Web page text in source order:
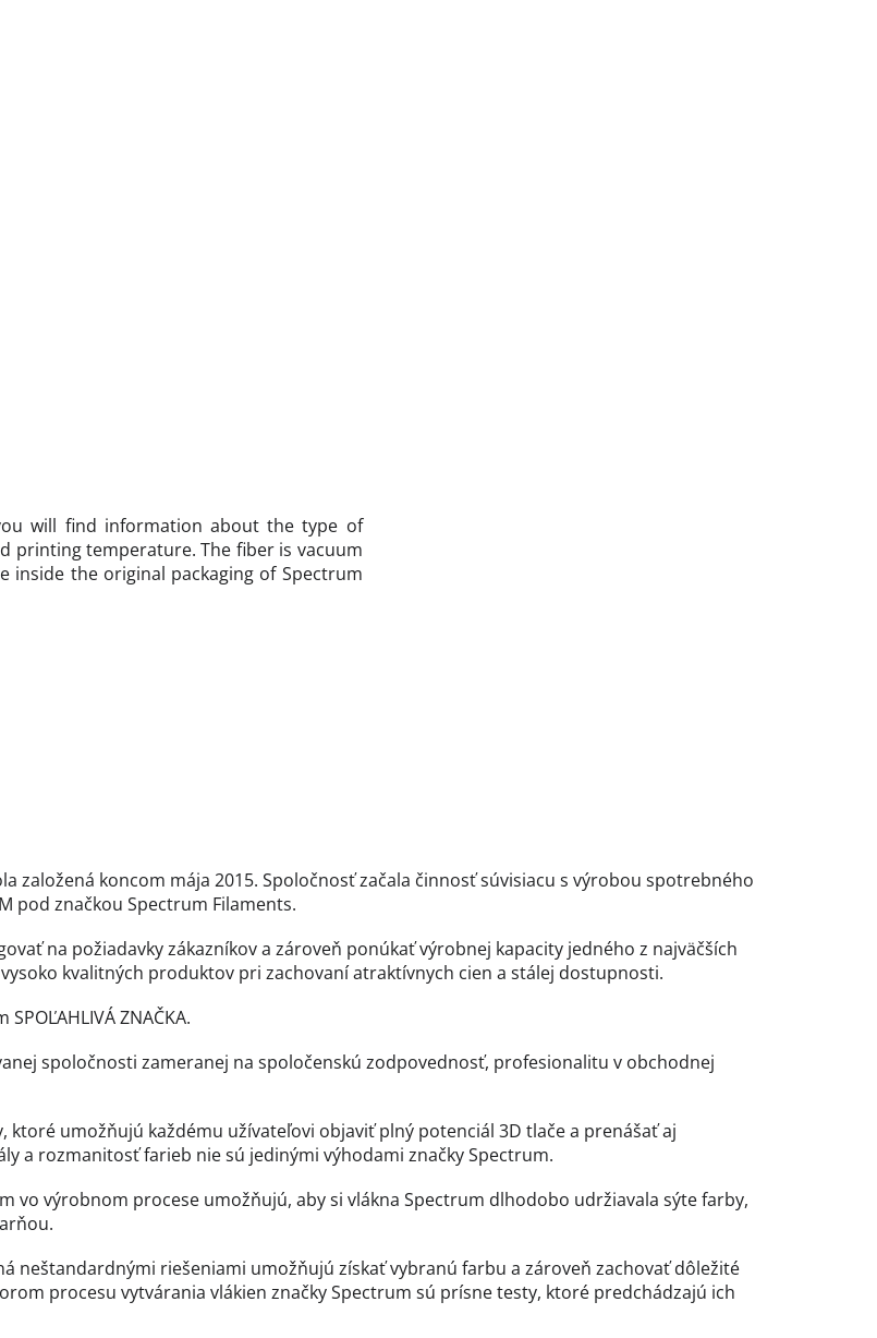
will find information about the type of
printing temperature. The fiber is vacuum
the original packaging of Spectrum
založená koncom mája 2015. Spoločnosť začala činnosť súvisiacu s výrobou spotrebného
pod značkou Spectrum Filaments.
na požiadavky zákazníkov a zároveň ponúkať výrobnej kapacity jedného z najväčších
kvalitných produktov pri zachovaní atraktívnych cien a stálej dostupnosti.
ZNAČKA.
spoločnosti zameranej na spoločenskú zodpovednosť, profesionalitu v obchodnej
umožňujú každému užívateľovi objaviť plný potenciál 3D tlače a prenášať aj
a rozmanitosť farieb nie sú jedinými výhodami značky Spectrum.
vo výrobnom procese umožňujú, aby si vlákna Spectrum dlhodobo udržiavala sýte farby,
neštandardnými riešeniami umožňujú získať vybranú farbu a zároveň zachovať dôležité
procesu vytvárania vlákien značky Spectrum sú prísne testy, ktoré predchádzajú ich